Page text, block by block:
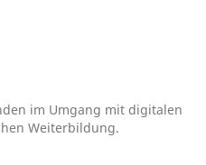
im Umgang mit digitalen
Weiterbildung.